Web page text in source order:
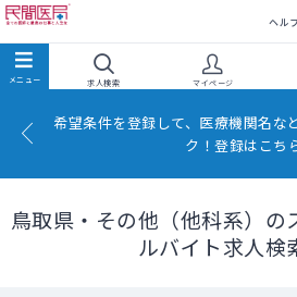
ヘル
求人検索 マイページ
希望条件を登録して、医療機関名な
ク！登録はこち
鳥取県・その他（他科系）の
ルバイト求人検